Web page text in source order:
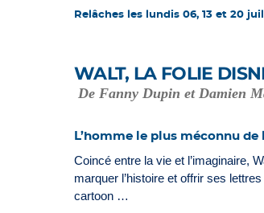
Relâches les lundis 06, 13 et 20
WALT, LA FOLIE
De Fanny Dupin et Damien
L’homme le plus méconnu de
Coincé entre la vie et l’imaginaire,
marquer l’histoire et offrir ses
cartoon …